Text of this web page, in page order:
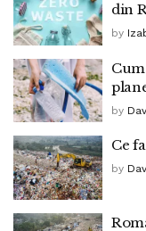
din
by
by
Ce
by